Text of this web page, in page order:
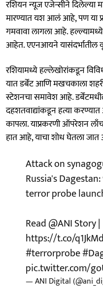
रशियन न्यूज एजेन्सीने दिलेल्या
मारण्यात यश आलं आहे, पण या
गमवावा लागला आहे.
आहेत. एएनआयने यासंदर्भातील
रशियामध्ये हल्लेखोरांकडून
यात डर्बेंट आणि मखचकाला
स्टेशनचा समावेश आहे.
दहशतवाद्यांकडून हत्या
कापला. याप्रकरणी ऑपरेशन
हात आहे, याचा शोध घेतला
Attack on
Russia's
terror probe
Read@ANIStory |
https://t.co/
#terrorprobe
pic.twitter.com/
— ANI Digital